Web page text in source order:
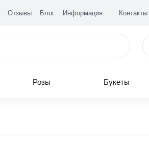
Отзывы Блог Информация Контакты
Розы Букеты